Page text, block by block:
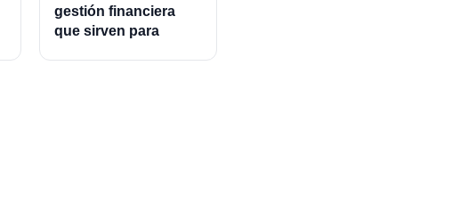
gestión financiera
que sirven para